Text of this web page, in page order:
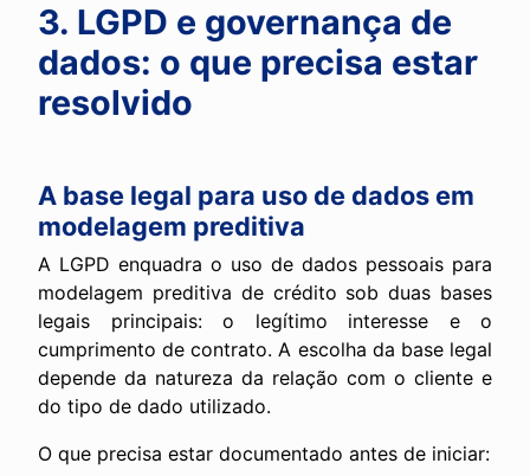
3. LGPD e governança de
dados: o que precisa estar
resolvido
A base legal para uso de dados em
modelagem preditiva
A LGPD enquadra o uso de dados pessoais para
modelagem preditiva de crédito sob duas bases
legais principais: o legítimo interesse e o
cumprimento de contrato. A escolha da base legal
depende da natureza da relação com o cliente e
do tipo de dado utilizado.
O que precisa estar documentado antes de iniciar: